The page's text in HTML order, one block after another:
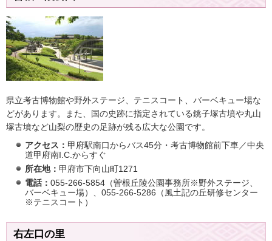
県立考古博物館や野外ステージ、テニスコート、バーベキュー場な
どがあります。また、国の史跡に指定されている銚子塚古墳や丸山
塚古墳など山梨の歴史の足跡が残る広大な公園です。
アクセス： 甲府駅南口からバス45分・考古博物館前下車／中央
道甲府南I.C.からすぐ
所在地： 甲府市下向山町1271
電話： 055-266-5854（曽根丘陵公園事務所※野外ステージ、
バーベキュー場）、055-266-5286（風土記の丘研修センター
※テニスコート）
右左口の里